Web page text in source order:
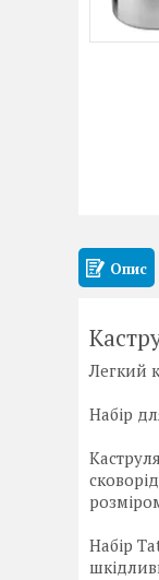
Опис
Легкий
Набір
Набір